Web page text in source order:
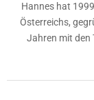
Hannes hat
Österreichs,
Jahren mit den